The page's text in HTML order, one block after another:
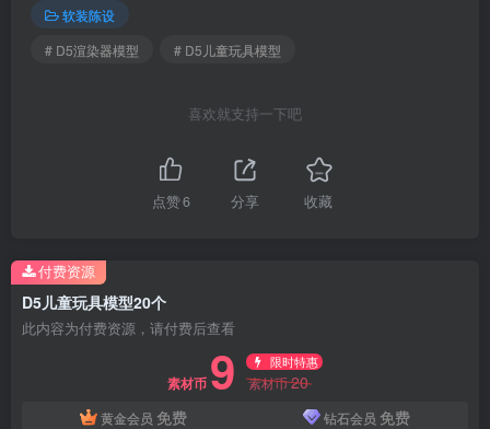
软装陈设
# D5渲染器模型
# D5儿童玩具模型
喜欢就支持一下吧
点赞6 分享 收藏
D5儿童玩具模型20个
此内容为付费资源，请付费后查看
素材币 9 限时特惠
素材币20
黄金会员 免费 钻石会员 免费
付费资源